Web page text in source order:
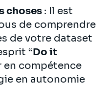
choses : Il est
de comprendre
de votre dataset
“Do it
en compétence
en autonomie